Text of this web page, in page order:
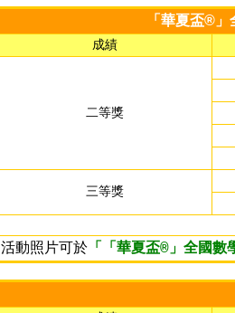
「華夏盃®
成績
二等獎
三等獎
活動照片可於 「「華夏盃®」全國